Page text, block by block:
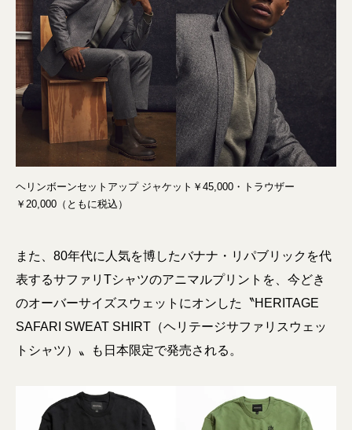
ヘリンボーンセットアップ ジャケット￥45,000・トラウザー
￥20,000（ともに税込）
また、80年代に人気を博したバナナ・リパブリックを代
表するサファリTシャツのアニマルプリントを、今どき
のオーバーサイズスウェットにオンした〝HERITAGE
SAFARI SWEAT SHIRT（ヘリテージサファリスウェッ
トシャツ）〟も日本限定で発売される。